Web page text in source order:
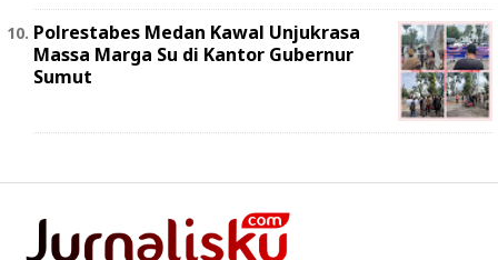
Polrestabes Medan Kawal Unjukrasa
Massa Marga Su di Kantor Gubernur
Sumut